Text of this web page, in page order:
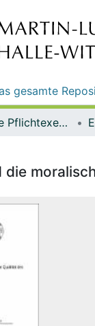
gesamte
Elektronische Pflichtexemplare
die